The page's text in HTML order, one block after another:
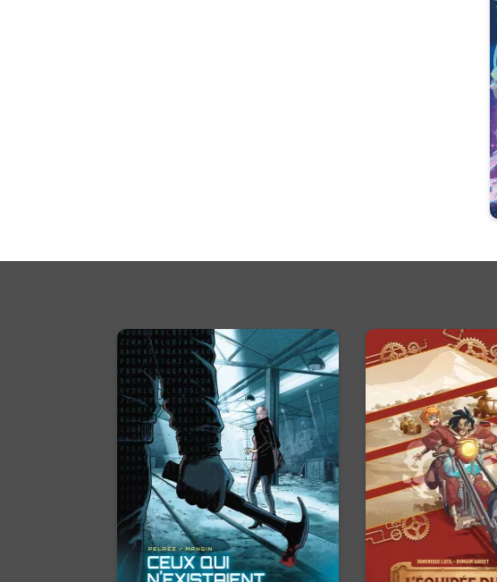
Ceux qui
n'existaient plus
Vol. 02
Date de parution :
11/09/2024
Une série de meurtres
inexpliqués secouent les États-
Unis. Seule Natacha, ex-
scientifique russe, semble
capable de résoudre les
énigmes laissés par le tueur.
Mais derrière le jeu de piste ...
siècle -
Date
01/04/2026
L'Avenir ne